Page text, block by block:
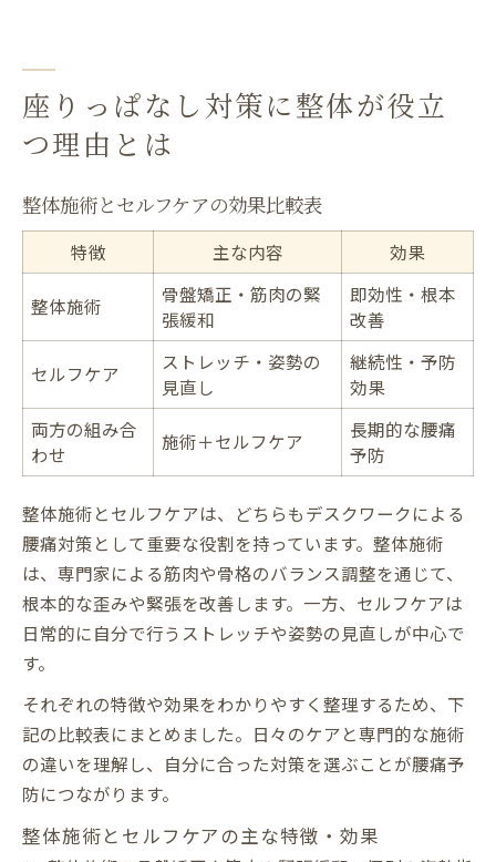
座りっぱなし対策に整体が役立
つ理由とは
整体施術とセルフケアの効果比較表
特徴 主な内容 効果
整体施術
骨盤矯正・筋肉の緊
張緩和
即効性・根本
改善
セルフケア
ストレッチ・姿勢の
見直し
継続性・予防
効果
両方の組み合
わせ
施術＋セルフケア
長期的な腰痛
予防
整体施術とセルフケアは、どちらもデスクワークによる
腰痛対策として重要な役割を持っています。整体施術
は、専門家による筋肉や骨格のバランス調整を通じて、
根本的な歪みや緊張を改善します。一方、セルフケアは
日常的に自分で行うストレッチや姿勢の見直しが中心で
す。
それぞれの特徴や効果をわかりやすく整理するため、下
記の比較表にまとめました。日々のケアと専門的な施術
の違いを理解し、自分に合った対策を選ぶことが腰痛予
防につながります。
整体施術とセルフケアの主な特徴・効果